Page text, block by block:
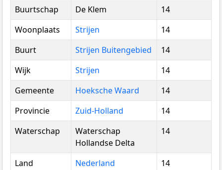
Buurtschap De Klem
14
Woonplaats
Strijen
14
Buurt
Strijen Buitengebied
14
Wijk
Strijen
14
Gemeente
Hoeksche Waard
14
Provincie
Zuid-Holland
14
Waterschap
Waterschap
Hollandse Delta
14
Land Nederland 14